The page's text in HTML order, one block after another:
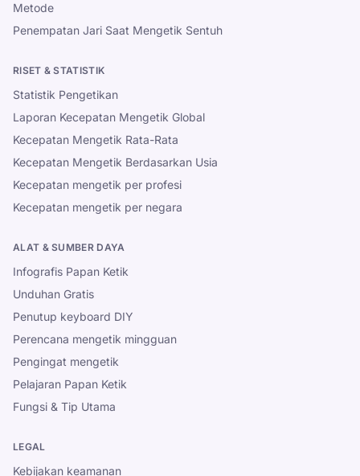
Metode
Penempatan Jari Saat Mengetik Sentuh
RISET & STATISTIK
Statistik Pengetikan
Laporan Kecepatan Mengetik Global
Kecepatan Mengetik Rata-Rata
Kecepatan Mengetik Berdasarkan Usia
Kecepatan mengetik per profesi
Kecepatan mengetik per negara
ALAT & SUMBER DAYA
Infografis Papan Ketik
Unduhan Gratis
Penutup keyboard DIY
Perencana mengetik mingguan
Pengingat mengetik
Pelajaran Papan Ketik
Fungsi & Tip Utama
LEGAL
Kebijakan keamanan